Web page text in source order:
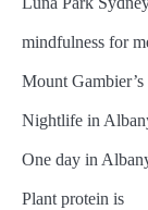
mindfulness for
Mount
Nightlife in
One day in
Plant protein is